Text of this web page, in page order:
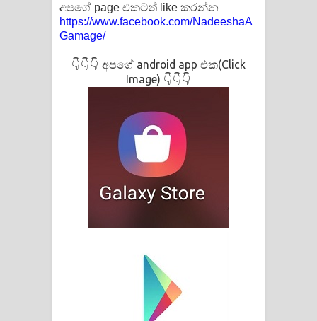
අපගේ page එකටත් like කරන්න
https://www.facebook.com/NadeeshaA
Gamage/
👇👇👇 අපගේ android app එක(Click
Image) 👇👇👇